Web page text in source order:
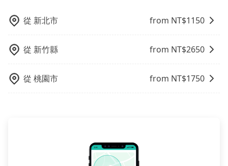
饋或未來換取免費的住房。台灣人常用的線上訂房平台
Expedia.com、Trip.com等。正常來說，線上刷卡付款
完後預定就完成，事先不用電話確認空房，事後也不用
或規模較小的飯店，有可能再多平台同時上架而發生超
介意多花一點錢省下這些瑣碎的事，台灣本土的AsiaYo
或者國際Airbnb都值得推薦。
從 新北市 from NT$1150
從 新竹縣 from NT$2650
從 桃園市 from NT$1750